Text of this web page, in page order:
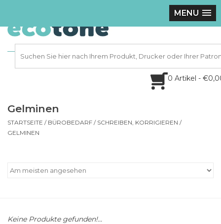
MENU
0 Artikel -
Gelminen
STARTSEITE / BÜROBEDARF / SCHREIBEN, KORRIGIEREN /
GELMINEN
Keine Produkte gefunden!...